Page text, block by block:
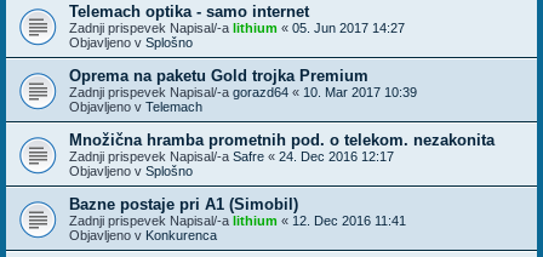
Telemach optika - samo internet
Zadnji prispevek Napisal/-a lithium « 05. Jun 2017 14:27
Objavljeno v Splošno
Oprema na paketu Gold trojka Premium
Zadnji prispevek Napisal/-a gorazd64 « 10. Mar 2017 10:39
Objavljeno v Telemach
Množična hramba prometnih pod. o telekom. nezakonita
Zadnji prispevek Napisal/-a Safre « 24. Dec 2016 12:17
Objavljeno v Splošno
Bazne postaje pri A1 (Simobil)
Zadnji prispevek Napisal/-a lithium « 12. Dec 2016 11:41
Objavljeno v Konkurenca